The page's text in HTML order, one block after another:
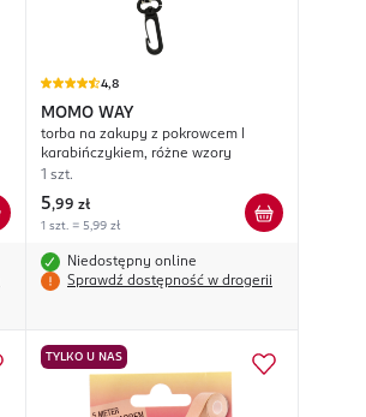
4,8
MOMO WAY
torba na zakupy z pokrowcem I
karabińczykiem, różne wzory
1 szt.
5,99 zł
1 szt. = 5,99 zł
Niedostępny online
Sprawdź dostępność w drogerii
TYLKO U NAS